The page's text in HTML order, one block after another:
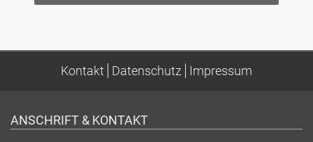
Kontakt Datenschutz Impressum
ANSCHRIFT & KONTAKT